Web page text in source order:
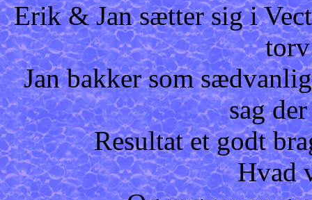
Erik & Jan sætter sig i
Jan bakker som
sag
Resultat et godt
Hvad